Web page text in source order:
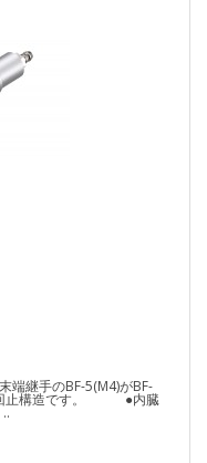
端継手のBF-5(M4)がBF-
回止構造です。 ●内臓